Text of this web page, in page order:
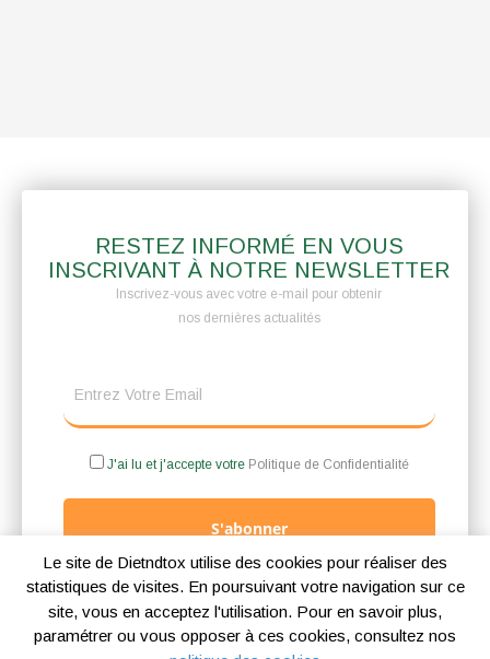
RESTEZ INFORMÉ EN VOUS
INSCRIVANT À NOTRE NEWSLETTER
Inscrivez-vous avec votre e-mail pour obtenir
nos dernières actualités
J'ai lu et j'accepte votre Politique de Confidentialité
S'abonner
Mentions légales Politique de confidentialitéPolitique des cookies
Le site de Dietndtox utilise des cookies pour réaliser des
statistiques de visites. En poursuivant votre navigation sur ce
site, vous en acceptez l'utilisation. Pour en savoir plus,
paramétrer ou vous opposer à ces cookies, consultez nos